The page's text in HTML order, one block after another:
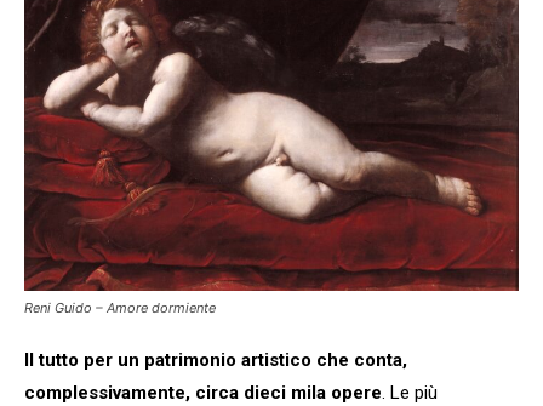
Reni Guido – Amore dormiente
Il tutto per un patrimonio artistico che conta,
complessivamente, circa dieci mila opere. Le più